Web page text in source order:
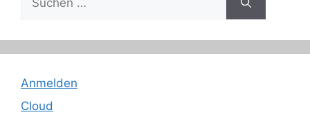
nach:
Anmelden
Cloud